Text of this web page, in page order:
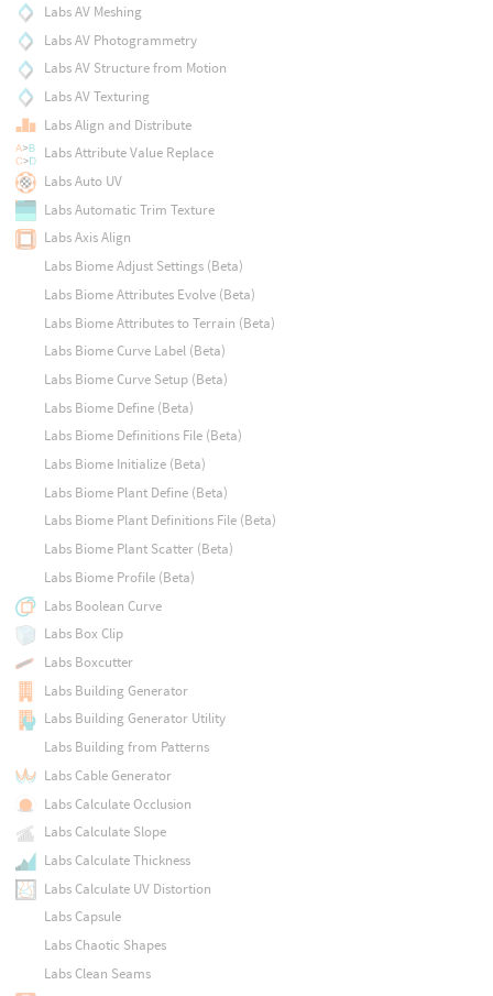
Labs AV Meshing
Labs AV Photogrammetry
Labs AV Structure from Motion
Labs AV Texturing
Labs Align and Distribute
Labs Attribute Value Replace
Labs Auto UV
Labs Automatic Trim Texture
Labs Axis Align
Labs Biome Adjust Settings (Beta)
Labs Biome Attributes Evolve (Beta)
Labs Biome Attributes to Terrain (Beta)
Labs Biome Curve Label (Beta)
Labs Biome Curve Setup (Beta)
Labs Biome Define (Beta)
Labs Biome Definitions File (Beta)
Labs Biome Initialize (Beta)
Labs Biome Plant Define (Beta)
Labs Biome Plant Definitions File (Beta)
Labs Biome Plant Scatter (Beta)
Labs Biome Profile (Beta)
Labs Boolean Curve
Labs Box Clip
Labs Boxcutter
Labs Building Generator
Labs Building Generator Utility
Labs Building from Patterns
Labs Cable Generator
Labs Calculate Occlusion
Labs Calculate Slope
Labs Calculate Thickness
Labs Calculate UV Distortion
Labs Capsule
Labs Chaotic Shapes
Labs Clean Seams